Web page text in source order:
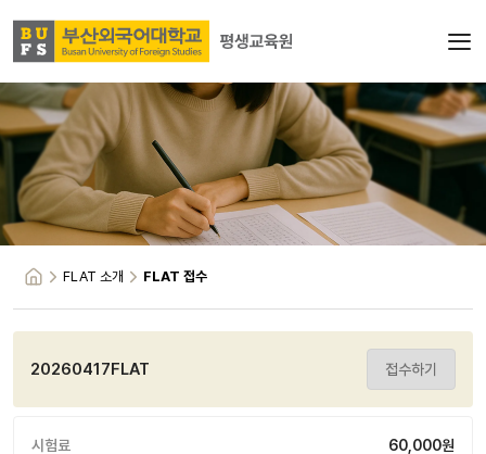
FLAT 소개 FLAT 접수
20260417FLAT 접수하기
시험료 60,000원